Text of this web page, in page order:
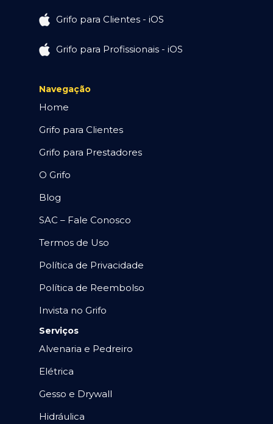
Grifo para Clientes - iOS
Grifo para Profissionais - iOS
Navegação
Home
Grifo para Clientes
Grifo para Prestadores
O Grifo
Blog
SAC – Fale Conosco
Termos de Uso
Política de Privacidade
Política de Reembolso
Invista no Grifo
Serviços
Alvenaria e Pedreiro
Elétrica
Gesso e Drywall
Hidráulica